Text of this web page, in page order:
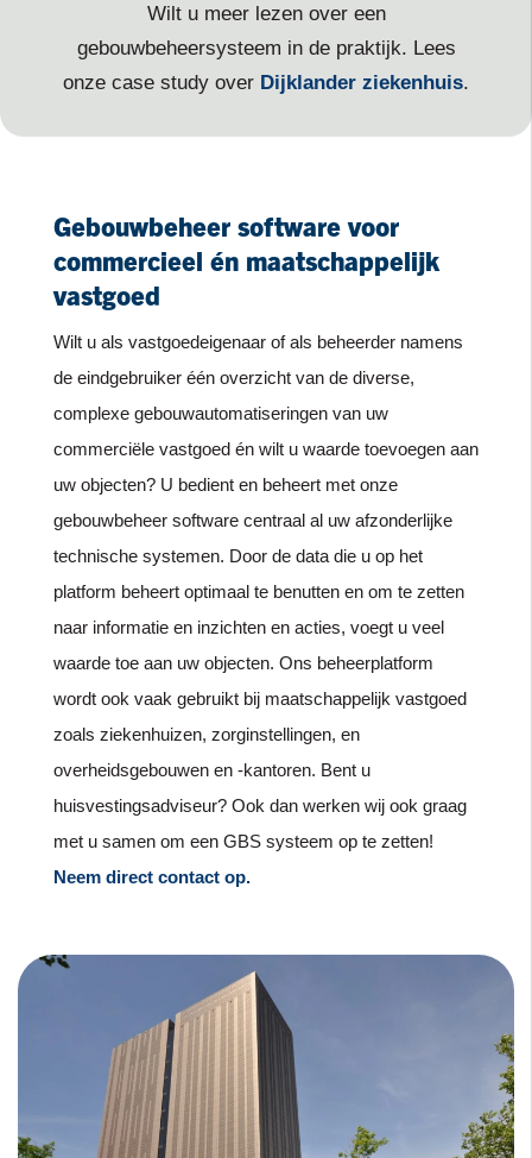
Wilt u meer lezen over een
gebouwbeheersysteem in de praktijk. Lees
onze case study over Dijklander ziekenhuis.
Gebouwbeheer software voor
commercieel én maatschappelijk
vastgoed
Wilt u als vastgoedeigenaar of als beheerder namens
de eindgebruiker één overzicht van de diverse,
complexe gebouwautomatiseringen van uw
commerciële vastgoed én wilt u waarde toevoegen aan
uw objecten? U bedient en beheert met onze
gebouwbeheer software centraal al uw afzonderlijke
technische systemen. Door de data die u op het
platform beheert optimaal te benutten en om te zetten
naar informatie en inzichten en acties, voegt u veel
waarde toe aan uw objecten. Ons beheerplatform
wordt ook vaak gebruikt bij maatschappelijk vastgoed
zoals ziekenhuizen, zorginstellingen, en
overheidsgebouwen en -kantoren. Bent u
huisvestingsadviseur? Ook dan werken wij ook graag
met u samen om een GBS systeem op te zetten!
Neem direct contact op.